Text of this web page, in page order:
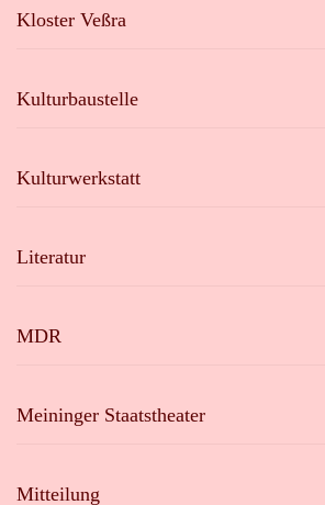
Kloster Veßra
Kulturbaustelle
Kulturwerkstatt
Literatur
MDR
Meininger Staatstheater
Mitteilung